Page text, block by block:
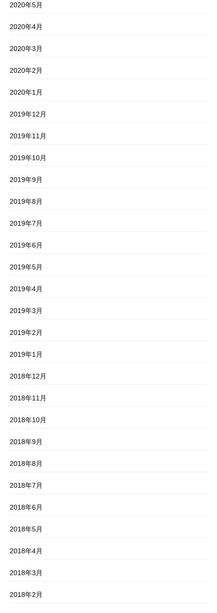
2020年5月
2020年4月
2020年3月
2020年2月
2020年1月
2019年12月
2019年11月
2019年10月
2019年9月
2019年8月
2019年7月
2019年6月
2019年5月
2019年4月
2019年3月
2019年2月
2019年1月
2018年12月
2018年11月
2018年10月
2018年9月
2018年8月
2018年7月
2018年6月
2018年5月
2018年4月
2018年3月
2018年2月